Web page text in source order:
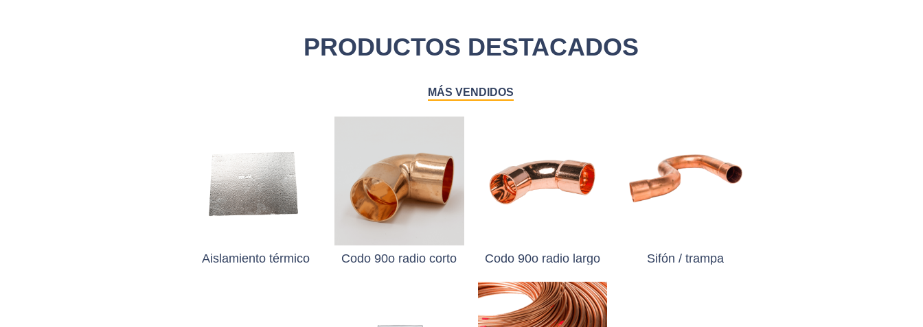
PRODUCTOS DESTACADOS
MÁS VENDIDOS
Aislamiento térmico Codo 90o radio corto Codo 90o radio largo Sifón / trampa